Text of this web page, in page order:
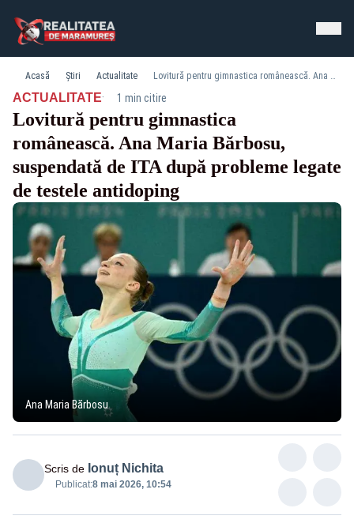
Acasă Știri Actualitate Lovitură pentru gimnastica românească. Ana Maria Bărbosu, suspendată de ITA după probleme legate de testele antidoping
ACTUALITATE· 1 min citire
Lovitură pentru gimnastica
românească. Ana Maria Bărbosu,
suspendată de ITA după probleme legate
de testele antidoping
Ana Maria Bărbosu
Scris de Ionuț Nichita
Publicat:8 mai 2026, 10:54